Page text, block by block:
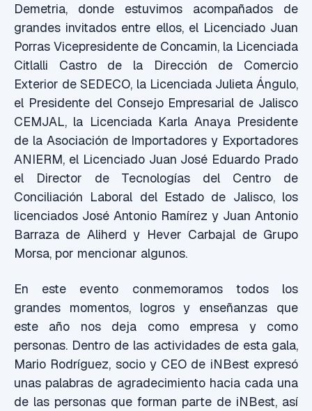
Demetria, donde estuvimos acompañados de
grandes invitados entre ellos, el Licenciado Juan
Porras Vicepresidente de Concamin, la Licenciada
Citlalli Castro de la Dirección de Comercio
Exterior de SEDECO, la Licenciada Julieta Ángulo,
el Presidente del Consejo Empresarial de Jalisco
CEMJAL, la Licenciada Karla Anaya Presidente
de la Asociación de Importadores y Exportadores
ANIERM, el Licenciado Juan José Eduardo Prado
el Director de Tecnologías del Centro de
Conciliación Laboral del Estado de Jalisco, los
licenciados José Antonio Ramírez y Juan Antonio
Barraza de Aliherd y Hever Carbajal de Grupo
Morsa, por mencionar algunos.
En este evento conmemoramos todos los
grandes momentos, logros y enseñanzas que
este año nos deja como empresa y como
personas. Dentro de las actividades de esta gala,
Mario Rodríguez, socio y CEO de iNBest expresó
unas palabras de agradecimiento hacia cada una
de las personas que forman parte de iNBest, así